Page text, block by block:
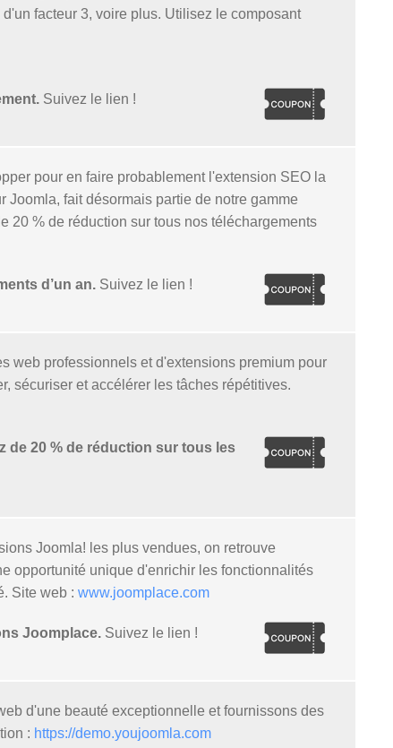
facteur 3, voire plus. Utilisez le composant
Suivez le lien !
pour en faire probablement l'extension SEO la
fait désormais partie de notre gamme
20 % de réduction sur tous nos téléchargements
d’un an. Suivez le lien !
web professionnels et d'extensions premium pour
sécuriser et accélérer les tâches répétitives.
de 20 % de réduction sur tous les
Joomla! les plus vendues, on retrouve
opportunité unique d'enrichir les fonctionnalités
Site web : www.joomplace.com
Joomplace. Suivez le lien !
d'une beauté exceptionnelle et fournissons des
: https://demo.youjoomla.com